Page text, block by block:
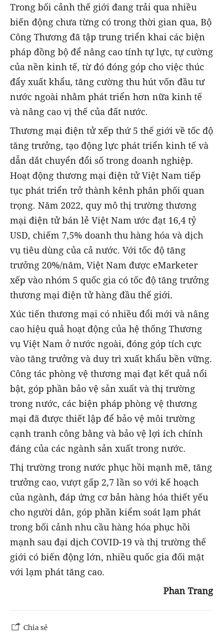
Trong bối cảnh thế giới đang trải qua nhiều
biến động chưa từng có trong thời gian qua, Bộ
Công Thương đã tập trung triển khai các biện
pháp đồng bộ để nâng cao tính tự lực, tự cường
của nền kinh tế, từ đó đóng góp cho việc thúc
đẩy xuất khẩu, tăng cường thu hút vốn đầu tư
nước ngoài nhằm phát triển hơn nữa kinh tế
và nâng cao vị thế của đất nước.
Thương mại điện tử xếp thứ 5 thế giới về tốc độ
tăng trưởng, tạo động lực phát triển kinh tế và
dẫn dắt chuyển đổi số trong doanh nghiệp.
Hoạt động thương mại điện tử Việt Nam tiếp
tục phát triển trở thành kênh phân phối quan
trọng. Năm 2022, quy mô thị trường thương
mại điện tử bán lẻ Việt Nam ước đạt 16,4 tỷ
USD, chiếm 7,5% doanh thu hàng hóa và dịch
vụ tiêu dùng của cả nước. Với tốc độ tăng
trưởng 20%/năm, Việt Nam được eMarketer
xếp vào nhóm 5 quốc gia có tốc độ tăng trưởng
thương mại điện tử hàng đầu thế giới.
Xúc tiến thương mại có nhiều đổi mới và nâng
cao hiệu quả hoạt động của hệ thống Thương
vụ Việt Nam ở nước ngoài, đóng góp tích cực
vào tăng trưởng và duy trì xuất khẩu bền vững.
Công tác phòng vệ thương mại đạt kết quả nổi
bật, góp phần bảo vệ sản xuất và thị trường
trong nước, các biện pháp phòng vệ thương
mại đã được thiết lập để bảo vệ môi trường
cạnh tranh công bằng và bảo vệ lợi ích chính
đáng của các ngành sản xuất trong nước.
Thị trường trong nước phục hồi mạnh mẽ, tăng
trưởng cao, vượt gấp 2,7 lần so với kế hoạch
của ngành, đáp ứng cơ bản hàng hóa thiết yếu
cho người dân, góp phần kiểm soát lạm phát
trong bối cảnh nhu cầu hàng hóa phục hồi
mạnh sau đại dịch COVID-19 và thị trường thế
giới có biến động lớn, nhiều quốc gia đối mặt
với lạm phát tăng cao.
Phan Trang
Chia sẻ